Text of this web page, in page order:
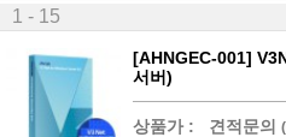
1 - 15
[AHNGEC-001]
서버)
상품가 : 견적문의